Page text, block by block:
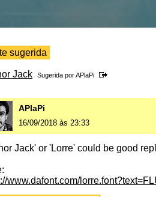
sugerida
Jack Sugerida porAPlaPi
APlaPi
16/09/2018 às 23:33
Jack' or 'Lorre' could be good
www.dafont.com/